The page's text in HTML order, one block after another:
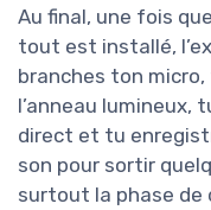
Au final, une fois
tout est installé,
branches ton
l’anneau lumineux,
direct et tu
son pour sortir
surtout la phase de